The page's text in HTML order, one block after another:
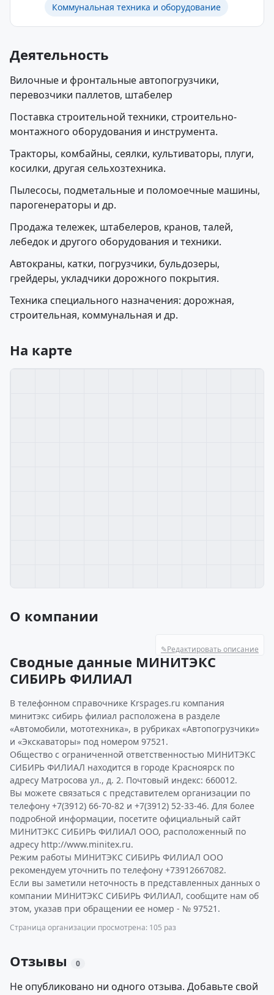
Коммунальная техника и оборудование
Деятельность
Вилочные и фронтальные автопогрузчики,
перевозчики паллетов, штабелер
Поставка строительной техники, строительно-
монтажного оборудования и инструмента.
Тракторы, комбайны, сеялки, культиваторы, плуги,
косилки, другая сельхозтехника.
Пылесосы, подметальные и поломоечные машины,
парогенераторы и др.
Продажа тележек, штабелеров, кранов, талей,
лебедок и другого оборудования и техники.
Автокраны, катки, погрузчики, бульдозеры,
грейдеры, укладчики дорожного покрытия.
Техника специального назначения: дорожная,
строительная, коммунальная и др.
На карте
О компании
✎Редактировать описание
Сводные данные МИНИТЭКС
СИБИРЬ ФИЛИАЛ
В телефонном справочнике Krspages.ru компания
минитэкс сибирь филиал расположена в разделе
«Автомобили, мототехника», в рубриках «Автопогрузчики»
и «Экскаваторы» под номером 97521.
Общество с ограниченной ответственностью МИНИТЭКС
СИБИРЬ ФИЛИАЛ находится в городе Красноярск по
адресу Матросова ул., д. 2. Почтовый индекс: 660012.
Вы можете связаться с представителем организации по
телефону +7(3912) 66-70-82 и +7(3912) 52-33-46. Для более
подробной информации, посетите официальный сайт
МИНИТЭКС СИБИРЬ ФИЛИАЛ ООО, расположенный по
адресу http://www.minitex.ru.
Режим работы МИНИТЭКС СИБИРЬ ФИЛИАЛ ООО
рекомендуем уточнить по телефону +73912667082.
Если вы заметили неточность в представленных данных о
компании МИНИТЭКС СИБИРЬ ФИЛИАЛ, сообщите нам об
этом, указав при обращении ее номер - № 97521.
Страница организации просмотрена: 105 раз
Отзывы 0
Не опубликовано ни одного отзыва. Добавьте свой